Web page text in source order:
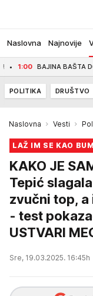
Naslovna Najnovije
BAJINA BAŠTA DOBIJA
POLITIKA DRUŠTVO
Naslovna Vesti
LAŽ IM SE KAO
KAKO JE
Tepić
zvučni top,
- test
USTVARI
Sre, 19.03.2025. 16:45h